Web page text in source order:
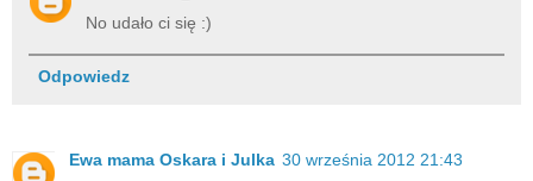
No udało ci się :)
Odpowiedz
Ewa mama Oskara i Julka 30 września 2012 21:43